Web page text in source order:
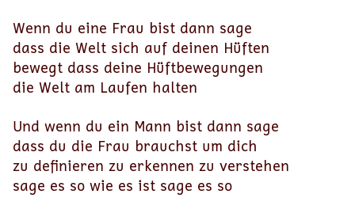
Wenn du eine Frau bist dann sage
dass die Welt sich auf deinen Hüften
bewegt dass deine Hüftbewegungen
die Welt am Laufen halten
Und wenn du ein Mann bist dann sage
dass du die Frau brauchst um dich
zu definieren zu erkennen zu verstehen
sage es so wie es ist sage es so